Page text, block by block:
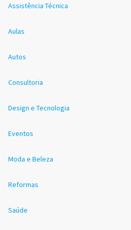
Assistência Técnica
Aulas
Autos
Consultoria
Design e Tecnologia
Eventos
Moda e Beleza
Reformas
Saúde